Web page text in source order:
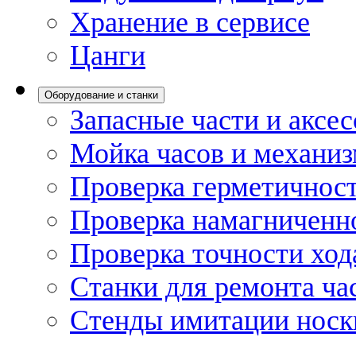
Хранение в сервисе
Цанги
Оборудование и станки
Запасные части и
Мойка часов и
Проверка
Проверка
Проверка точности
Станки для ремонта
Стенды имитации